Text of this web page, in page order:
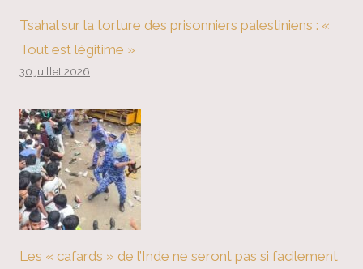
Tsahal sur la torture des prisonniers palestiniens : «
Tout est légitime »
30 juillet 2026
Les « cafards » de l’Inde ne seront pas si facilement